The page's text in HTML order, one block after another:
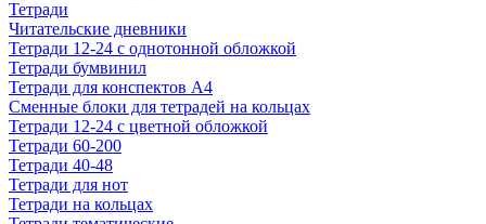
Тетради
Читательские дневники
Тетради 12-24 с однотонной обложкой
Тетради бумвинил
Тетради для конспектов А4
Сменные блоки для тетрадей на кольцах
Тетради 12-24 с цветной обложкой
Тетради 60-200
Тетради 40-48
Тетради для нот
Тетради на кольцах